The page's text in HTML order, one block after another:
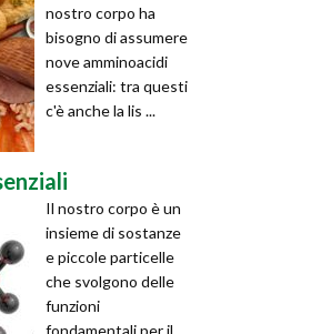
nostro corpo ha
bisogno di assumere
nove amminoacidi
essenziali: tra questi
c'è anche la lis ...
Il nostro corpo è un
insieme di sostanze
e piccole particelle
che svolgono delle
funzioni